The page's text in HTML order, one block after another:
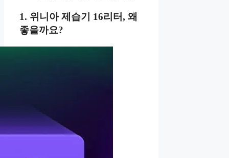
1. 위니아 제습기 16리터, 왜
좋을까요?